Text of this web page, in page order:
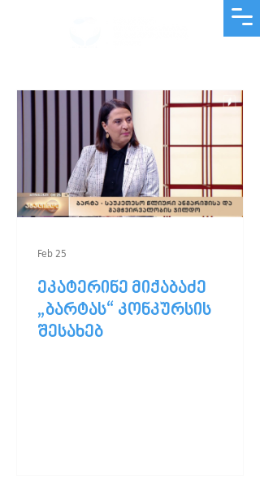
ეკატერინე მიქაბაძე
„ბარტას“ კონკურსის
შესახებ
Feb 25